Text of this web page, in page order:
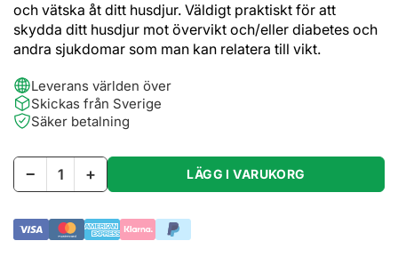
och vätska åt ditt husdjur. Väldigt praktiskt för att
skydda ditt husdjur mot övervikt och/eller diabetes och
andra sjukdomar som man kan relatera till vikt.
Leverans världen över
Skickas från Sverige
Säker betalning
− + LÄGG I VARUKORG